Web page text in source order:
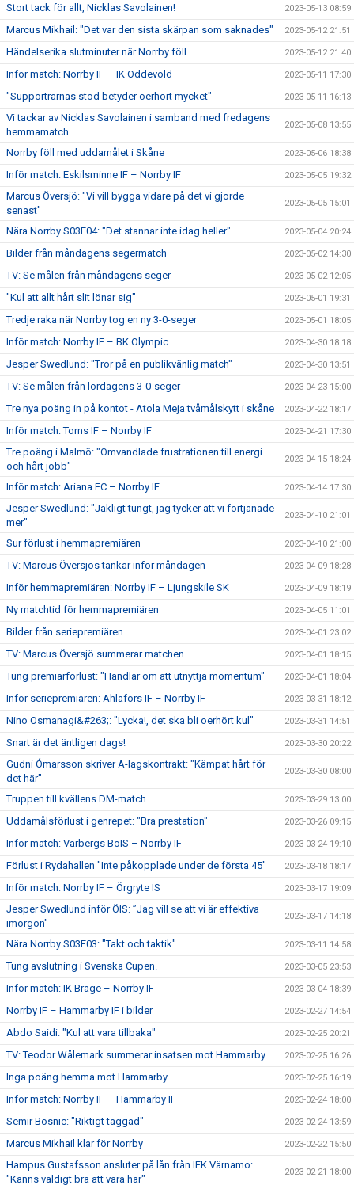
Stort tack för allt, Nicklas Savolainen! 2023-05-13 08:59
Marcus Mikhail: "Det var den sista skärpan som saknades" 2023-05-12 21:51
Händelserika slutminuter när Norrby föll 2023-05-12 21:40
Inför match: Norrby IF – IK Oddevold 2023-05-11 17:30
"Supportrarnas stöd betyder oerhört mycket" 2023-05-11 16:13
Vi tackar av Nicklas Savolainen i samband med fredagens
hemmamatch
2023-05-08 13:55
Norrby föll med uddamålet i Skåne 2023-05-06 18:38
Inför match: Eskilsminne IF – Norrby IF 2023-05-05 19:32
Marcus Översjö: "Vi vill bygga vidare på det vi gjorde
senast"
2023-05-05 15:01
Nära Norrby S03E04: "Det stannar inte idag heller" 2023-05-04 20:24
Bilder från måndagens segermatch 2023-05-02 14:30
TV: Se målen från måndagens seger 2023-05-02 12:05
"Kul att allt hårt slit lönar sig" 2023-05-01 19:31
Tredje raka när Norrby tog en ny 3-0-seger 2023-05-01 18:05
Inför match: Norrby IF – BK Olympic 2023-04-30 18:18
Jesper Swedlund: "Tror på en publikvänlig match" 2023-04-30 13:51
TV: Se målen från lördagens 3-0-seger 2023-04-23 15:00
Tre nya poäng in på kontot - Atola Meja tvåmålskytt i skåne 2023-04-22 18:17
Inför match: Torns IF – Norrby IF 2023-04-21 17:30
Tre poäng i Malmö: "Omvandlade frustrationen till energi
och hårt jobb"
2023-04-15 18:24
Inför match: Ariana FC – Norrby IF 2023-04-14 17:30
Jesper Swedlund: "Jäkligt tungt, jag tycker att vi förtjänade
mer"
2023-04-10 21:01
Sur förlust i hemmapremiären 2023-04-10 21:00
TV: Marcus Översjös tankar inför måndagen 2023-04-09 18:28
Inför hemmapremiären: Norrby IF – Ljungskile SK 2023-04-09 18:19
Ny matchtid för hemmapremiären 2023-04-05 11:01
Bilder från seriepremiären 2023-04-01 23:02
TV: Marcus Översjö summerar matchen 2023-04-01 18:15
Tung premiärförlust: "Handlar om att utnyttja momentum" 2023-04-01 18:04
Inför seriepremiären: Ahlafors IF – Norrby IF 2023-03-31 18:12
Nino Osmanagi&#263;: "Lycka!, det ska bli oerhört kul" 2023-03-31 14:51
Snart är det äntligen dags! 2023-03-30 20:22
Gudni Ómarsson skriver A-lagskontrakt: "Kämpat hårt för
det här"
2023-03-30 08:00
Truppen till kvällens DM-match 2023-03-29 13:00
Uddamålsförlust i genrepet: "Bra prestation" 2023-03-26 09:15
Inför match: Varbergs BoIS – Norrby IF 2023-03-24 19:10
Förlust i Rydahallen "Inte påkopplade under de första 45" 2023-03-18 18:17
Inför match: Norrby IF – Örgryte IS 2023-03-17 19:09
Jesper Swedlund inför ÖIS: ”Jag vill se att vi är effektiva
imorgon"
2023-03-17 14:18
Nära Norrby S03E03: "Takt och taktik" 2023-03-11 14:58
Tung avslutning i Svenska Cupen. 2023-03-05 23:53
Inför match: IK Brage – Norrby IF 2023-03-04 18:39
Norrby IF – Hammarby IF i bilder 2023-02-27 14:54
Abdo Saidi: "Kul att vara tillbaka" 2023-02-25 20:21
TV: Teodor Wålemark summerar insatsen mot Hammarby 2023-02-25 16:26
Inga poäng hemma mot Hammarby 2023-02-25 16:19
Inför match: Norrby IF – Hammarby IF 2023-02-24 18:00
Semir Bosnic: "Riktigt taggad" 2023-02-24 13:59
Marcus Mikhail klar för Norrby 2023-02-22 15:50
Hampus Gustafsson ansluter på lån från IFK Värnamo:
"Känns väldigt bra att vara här"
2023-02-21 18:00